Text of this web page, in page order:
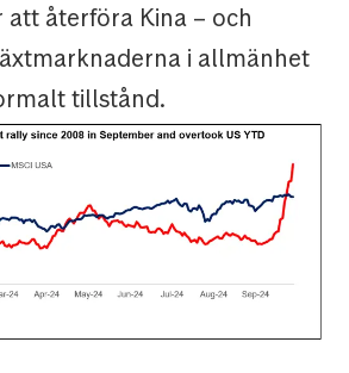
återföra Kina – och
i allmänhet
tillstånd.